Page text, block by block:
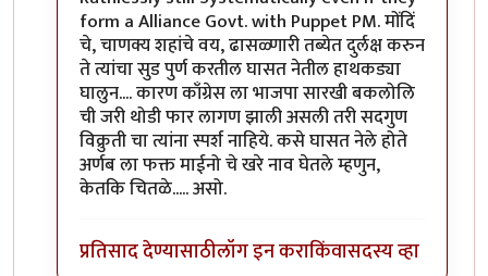
form a Alliance Govt. with Puppet PM. मोंदिं
चे, चाणक्य शहांचे वय, ढासळ्णारी तब्येत दुर्लक्ष करुन
ते त्यांचा सुड पुर्ण करतील घासत नेतील हाथकड्या
घालुन.... कारण काँग्रेस ला भाजपा सारखी बकलोलि
ची जरी थोडी फार लागण झाली असली तरी सदगुण
विक्रुती चा त्यांना स्पर्श नाहिये. कसे घासत नेले होते
अर्णब ला फक्त माईनो चे खरे नाव घेतले म्हणुन,
केतकि चितळे..... असो.
प्रतिसाद देण्यासाठीलॉग इन कराकिंवासदस्य व्हा